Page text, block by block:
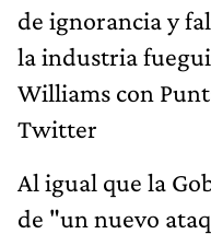
de ignorancia y
la industria
Williams con
Twitter
Al igual que la
de "un nuevo